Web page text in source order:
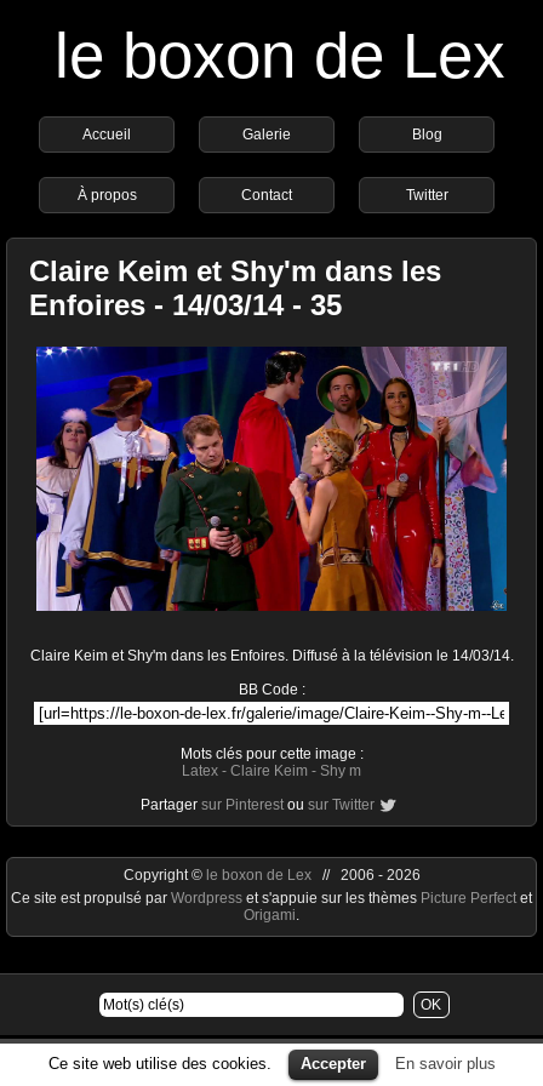
le boxon de Lex
Accueil Galerie Blog
À propos Contact Twitter
Claire Keim et Shy'm dans les
Enfoires - 14/03/14 - 35
Claire Keim et Shy'm dans les Enfoires. Diffusé à la télévision le 14/03/14.
BB Code :
Mots clés pour cette image :
Latex - Claire Keim - Shy m
Partager sur Pinterest ou sur Twitter
Ce site web utilise des cookies. Accepter En savoir plus
Copyright © le boxon de Lex// 2006 - 2026
Ce site est propulsé par Wordpress et s'appuie sur les thèmes Picture Perfect et
Origami.